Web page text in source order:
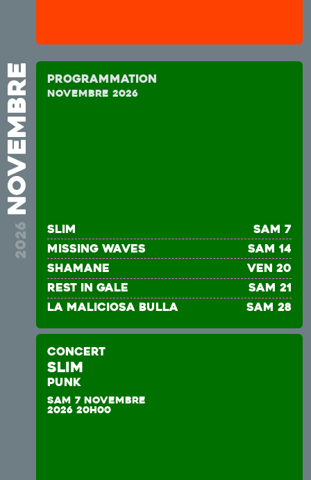
2026
novembre Programmation
novembre 2026
Slim
sam 7
MISSING WAVES
sam 14
SHAMANE
ven 20
REST IN GALE
sam 21
La Maliciosa Bulla
sam 28
CONCERT
Slim
PUNK
SAM 7 NOVEMBRE
2026 20H00